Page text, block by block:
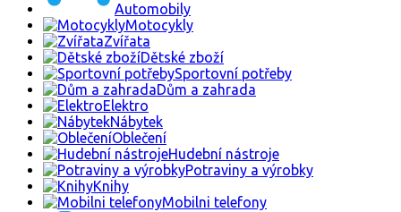
Automobily
Motocykly
Zvířata
Dětské zboží
Sportovní potřeby
Dům a zahrada
Elektro
Nábytek
Oblečení
Hudební nástroje
Potraviny a výrobky
Knihy
Mobilni telefony